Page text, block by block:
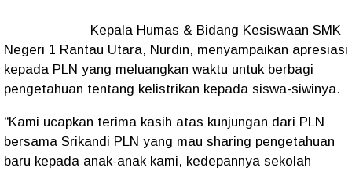
Kepala Humas & Bidang Kesiswaan SMK
Negeri 1 Rantau Utara, Nurdin, menyampaikan apresiasi
kepada PLN yang meluangkan waktu untuk berbagi
pengetahuan tentang kelistrikan kepada siswa-siwinya.
“Kami ucapkan terima kasih atas kunjungan dari PLN
bersama Srikandi PLN yang mau sharing pengetahuan
baru kepada anak-anak kami, kedepannya sekolah